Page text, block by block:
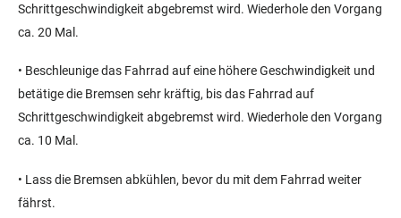
Schrittgeschwindigkeit abgebremst wird. Wiederhole den Vorgang
ca. 20 Mal.
• Beschleunige das Fahrrad auf eine höhere Geschwindigkeit und
betätige die Bremsen sehr kräftig, bis das Fahrrad auf
Schrittgeschwindigkeit abgebremst wird. Wiederhole den Vorgang
ca. 10 Mal.
• Lass die Bremsen abkühlen, bevor du mit dem Fahrrad weiter
fährst.